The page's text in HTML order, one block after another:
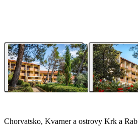
Chorvatsko, Kvarner a ostrovy Krk a Rab